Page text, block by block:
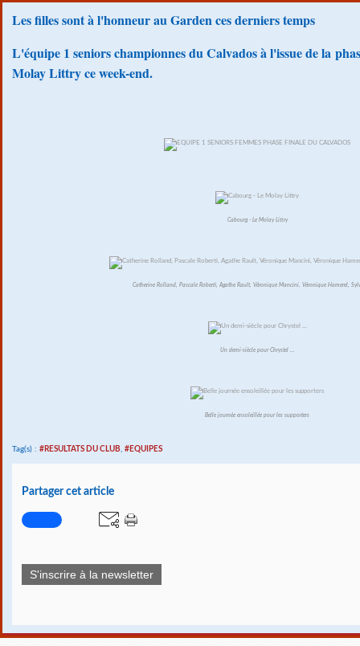
Les filles sont à l'honneur au Garden ces derniers temps
L'équipe 1 seniors championnes du Calvados à l'issue de la
Molay Littry ce week-end.
Cabourg - Le Molay Littry
Catherine Rolland, Pascale Roberti, Agathe Rault, Véronique Mancini, Véronique Hamerel,
Un demi-siècle pour Chrystel ...
Belle journée ensoleillée pour les supporters
Tag(s) : #RESULTATS DU CLUB, #EQUIPES
Partager cet article
S'inscrire à la newsletter